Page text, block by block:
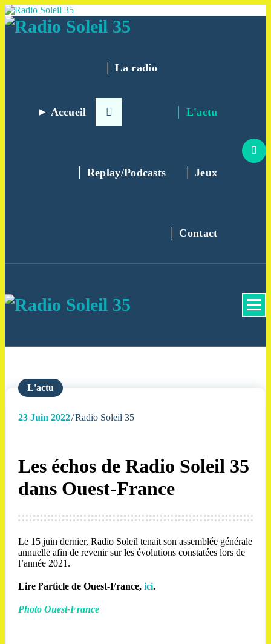
Aller
au
contenu
► Accueil
│ La radio
│ L'actu
│ Replay/Podcasts │ Jeux
│ Contact
L'actu
23Juin 2022 Radio Soleil 35
Les échos de Radio Soleil 35
dans Ouest-France
Le 15 juin dernier, Radio Soleil tenait son assemblée générale
annuelle afin de revenir sur les évolutions constatées lors de
l’année 2021.
Lire l’article de Ouest-France, ici.
Photo Ouest-France